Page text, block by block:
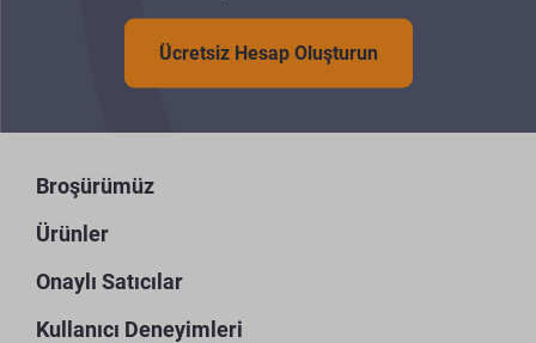
Ücretsiz Hesap Oluşturun
Broşürümüz
Ürünler
Onaylı Satıcılar
Kullanıcı Deneyimleri